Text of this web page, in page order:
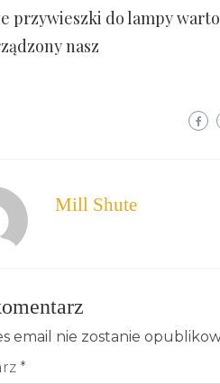
przywieszki do lampy
nasz
Mill Shute
email nie zostanie
*